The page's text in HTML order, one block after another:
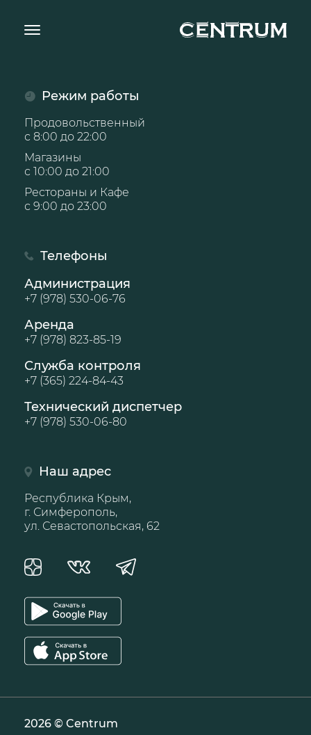
Режим работы
Продовольственный
с 8:00 до 22:00
Магазины
с 10:00 до 21:00
Рестораны и Кафе
с 9:00 до 23:00
Телефоны
Администрация
+7 (978) 530-06-76
Аренда
+7 (978) 823-85-19
Служба контроля
+7 (365) 224-84-43
Технический диспетчер
+7 (978) 530-06-80
Наш адрес
Республика Крым,
г. Симферополь,
ул. Севастопольская, 62
2026 © Centrum